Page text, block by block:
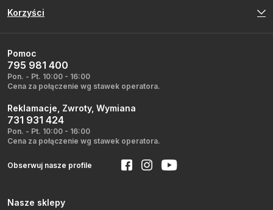
Korzyści
Pomoc
795 981 400
Pon. - Pt. 10:00 - 16:00
Cena za połączenie wg stawek operatora.
Reklamacje, Zwroty, Wymiana
731 931 424
Pon. - Pt. 10:00 - 16:00
Cena za połączenie wg stawek operatora.
Obserwuj nasze profile
Nasze sklepy